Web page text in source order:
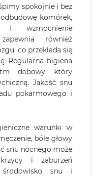
spokojnie i bez
komórek,
i wzmocnienie
również
co przekłada się
Regularna higiena
dobowy, który
Jakość snu
pokarmowego i
warunki w
bóle głowy
snu nocnego może
i zaburzeń
środowisko snu i